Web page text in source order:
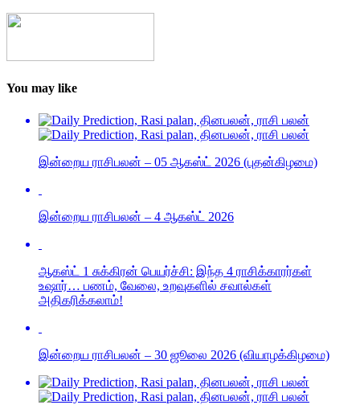
You may like
இன்றைய ராசிபலன் – 05 ஆகஸ்ட் 2026 (புதன்கிழமை)
இன்றைய ராசிபலன் – 4 ஆகஸ்ட் 2026
ஆகஸ்ட் 1 சுக்கிரன் பெயர்ச்சி: இந்த 4 ராசிக்காரர்கள்
உஷார்… பணம், வேலை, உறவுகளில் சவால்கள்
அதிகரிக்கலாம்!
இன்றைய ராசிபலன் – 30 ஜூலை 2026 (வியாழக்கிழமை)